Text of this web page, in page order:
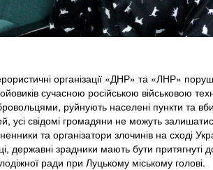
організації «ДНР» та «ЛНР»
сучасною російською військовою
руйнують населені пункти та
усі свідомі громадяни не можуть
та організатори злочинів на сході
державні зрадники мають бути притягнуті
ради при Луцькому міському голові.